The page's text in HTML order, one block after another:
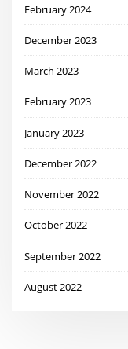
February 2024
December 2023
March 2023
February 2023
January 2023
December 2022
November 2022
October 2022
September 2022
August 2022